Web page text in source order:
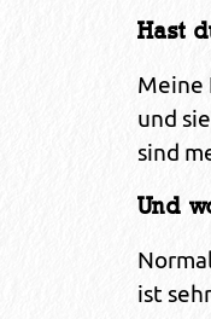
Hast
Meine
und
sind
Und
ist